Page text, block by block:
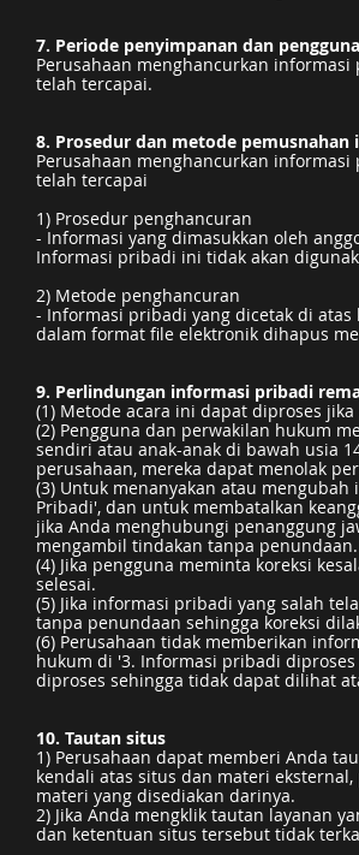
7. Periode penyimpanan dan
Perusahaan menghancurkan
telah tercapai.
8. Prosedur dan metode
Perusahaan menghancurkan
telah tercapai
1) Prosedur penghancuran
- Informasi yang dimasukkan oleh
Informasi pribadi ini tidak akan
2) Metode penghancuran
- Informasi pribadi yang dicetak di
dalam format file elektronik dihapus
9. Perlindungan informasi pribadi
(1) Metode acara ini dapat diproses
(2) Pengguna dan perwakilan hukum
sendiri atau anak-anak di bawah usia
perusahaan, mereka dapat menolak
(3) Untuk menanyakan atau
Pribadi', dan untuk membatalkan
jika Anda menghubungi penanggung
mengambil tindakan tanpa penundaan.
(4) Jika pengguna meminta koreksi
selesai.
(5) Jika informasi pribadi yang salah
tanpa penundaan sehingga koreksi
(6) Perusahaan tidak memberikan
hukum di '3. Informasi pribadi
diproses sehingga tidak dapat dilihat
10. Tautan situs
1) Perusahaan dapat memberi Anda
kendali atas situs dan materi
materi yang disediakan darinya.
2) Jika Anda mengklik tautan layanan
dan ketentuan situs tersebut tidak